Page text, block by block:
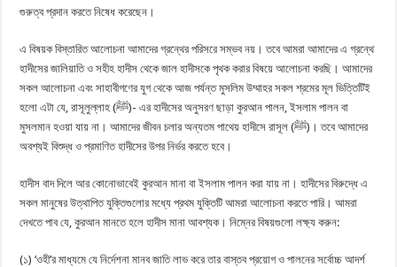
গুরুত্ব প্রদান করতে নিষেধ করেছেন।
এ বিষয়ক বিস্তারিত আলোচনা আমাদের গ্রন্থের পরিসরে সম্ভব নয়। তবে আমরা আমাদের এ গ্রন্থে
হাদীসের জালিয়াতি ও সহীহ হাদীস থেকে জাল হাদীসকে পৃথক করার বিষয়ে আলোচনা করছি। আমাদের
সকল আলোচনা এবং সাহাবীগণের যুগ থেকে আজ পর্যন্ত মুসলিম উম্মাহর সকল শ্রমের মূল ভিত্তিটিই
হলো এটা যে, রাসূলুল্লাহ (ﷺ)- এর হাদীসের অনুসরণ ছাড়া কুরআন পালন, ইসলাম পালন বা
মুসলমান হওয়া যায় না। আমাদের জীবন চলার অন্যতম পাথেয় হাদীসে রাসূল (ﷺ)। তবে আমাদের
অবশ্যই বিশুদ্ধ ও প্রমাণিত হাদীসের উপর নির্ভর করতে হবে।
হাদীস বাদ দিলে আর কোনোভাবেই কুরআন মানা বা ইসলাম পালন করা যায় না। হাদীসের বিরুদ্ধে এ
সকল মানুষের উত্থাপিত যুক্তিগুলোর মধ্যে প্রথম যুক্তিটি আমরা আলোচনা করতে পারি। আমরা
দেখতে পাব যে, কুরআন মানতে হলে হাদীস মানা আবশ্যক। নিম্নের বিষয়গুলো লক্ষ্য করুন:
(১) ‘ওহী’র মাধ্যমে যে নির্দেশনা মানব জাতি লাভ করে তার বাস্তব প্রয়োগ ও পালনের সর্বোচ্চ আদর্শ